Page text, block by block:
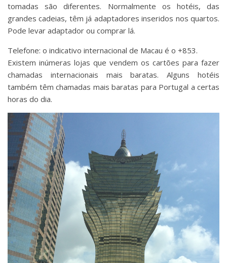
tomadas são diferentes. Normalmente os hotéis, das
grandes cadeias, têm já adaptadores inseridos nos quartos.
Pode levar adaptador ou comprar lá.
Telefone: o indicativo internacional de Macau é o +853.
Existem inúmeras lojas que vendem os cartões para fazer
chamadas internacionais mais baratas. Alguns hotéis
também têm chamadas mais baratas para Portugal a certas
horas do dia.